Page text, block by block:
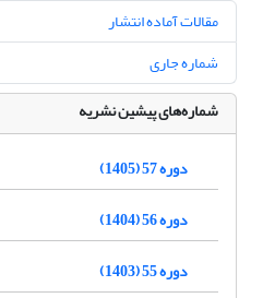
مقالات آماده انتشار
شماره جاری
شماره‌های پیشین نشریه
دوره 57 (1405)
دوره 56 (1404)
دوره 55 (1403)